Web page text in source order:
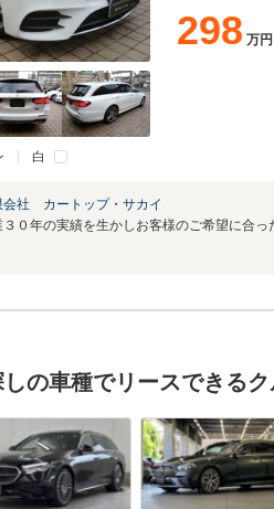
白
298 万円
会社 カートップ・サカイ
しの車種でリースできるク